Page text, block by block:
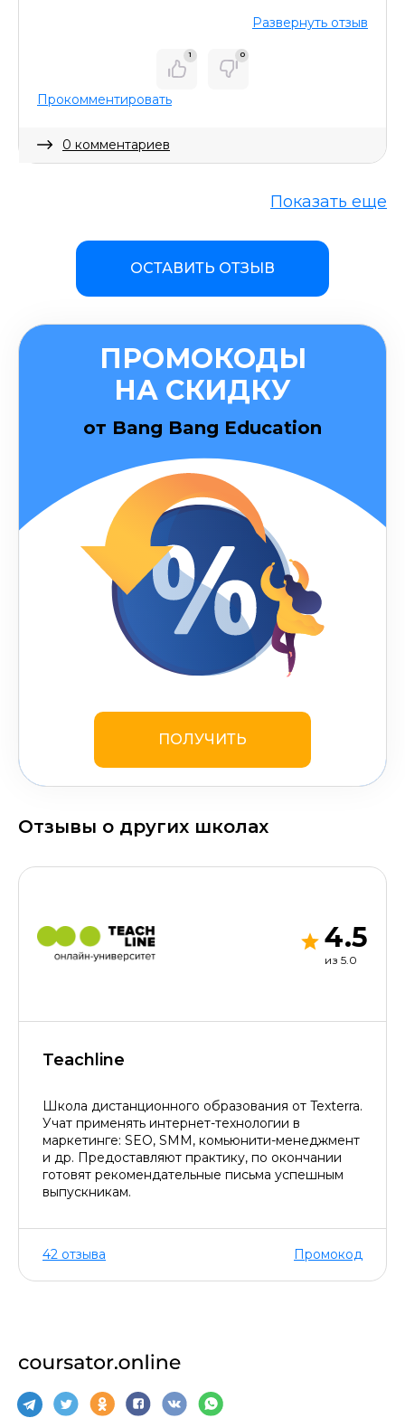
Развернуть отзыв
1 0
Прокомментировать
0 комментариев
Показать еще
ОСТАВИТЬ ОТЗЫВ
ПРОМОКОДЫ
НА СКИДКУ
от Bang Bang Education
ПОЛУЧИТЬ
Отзывы о других школах
4.5
из 5.0
Teachline
Школа дистанционного образования от Texterra.
Учат применять интернет-технологии в
маркетинге: SEO, SMM, комьюнити-менеджмент
и др. Предоставляют практику, по окончании
готовят рекомендательные письма успешным
выпускникам.
42 отзыва Промокод